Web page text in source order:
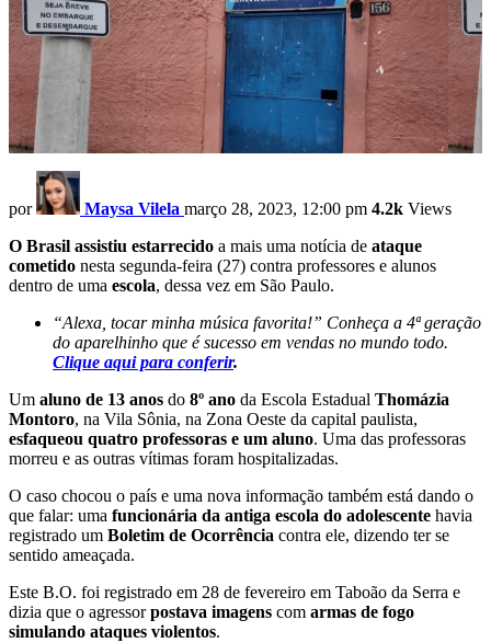
por Maysa Vilela março 28, 2023, 12:00 pm 4.2k Views
O Brasil assistiu estarrecido a mais uma notícia de ataque
cometido nesta segunda-feira (27) contra professores e alunos
dentro de uma escola, dessa vez em São Paulo.
“Alexa, tocar minha música favorita!” Conheça a 4ª geração
do aparelhinho que é sucesso em vendas no mundo todo.
Clique aqui para conferir.
Um aluno de 13 anos do 8º ano da Escola Estadual Thomázia
Montoro, na Vila Sônia, na Zona Oeste da capital paulista,
esfaqueou quatro professoras e um aluno. Uma das professoras
morreu e as outras vítimas foram hospitalizadas.
O caso chocou o país e uma nova informação também está dando o
que falar: uma funcionária da antiga escola do adolescente havia
registrado um Boletim de Ocorrência contra ele, dizendo ter se
sentido ameaçada.
Este B.O. foi registrado em 28 de fevereiro em Taboão da Serra e
dizia que o agressorpostava imagens com armas de fogo
simulando ataques violentos.